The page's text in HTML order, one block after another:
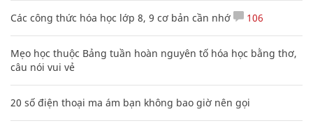
Các công thức hóa học lớp 8, 9 cơ bản cần nhớ 106
Mẹo học thuộc Bảng tuần hoàn nguyên tố hóa học bằng thơ,
câu nói vui vẻ
20 số điện thoại ma ám bạn không bao giờ nên gọi